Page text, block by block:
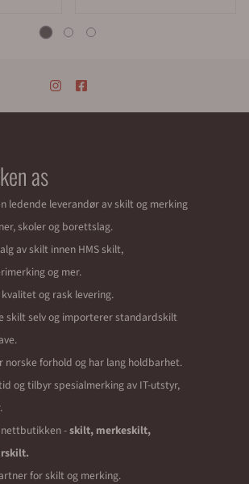
as
ledende leverandør av skilt og merking
skoler og borettslag.
av skilt innen HMS skilt,
og mer.
og rask levering.
skilt selv og importerer standardskilt
norske forhold og har lang holdbarhet.
og tilbyr spesialmerking av IT-utstyr,
-skilt, merkeskilt,
for skilt og merking.